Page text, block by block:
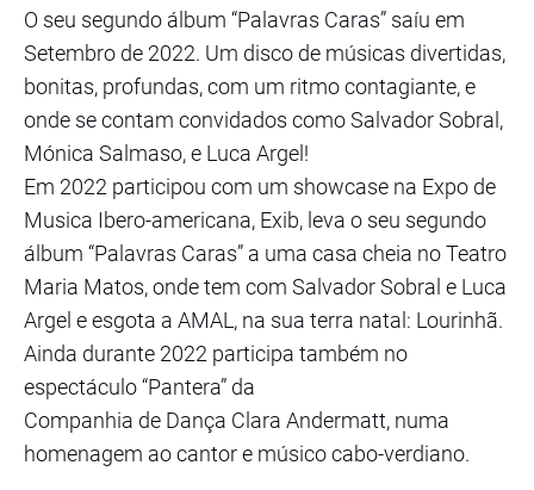
O seu segundo álbum “Palavras Caras” saíu em
Setembro de 2022. Um disco de músicas divertidas,
bonitas, profundas, com um ritmo contagiante, e
onde se contam convidados como Salvador Sobral,
Mónica Salmaso, e Luca Argel!
Em 2022 participou com um showcase na Expo de
Musica Ibero-americana, Exib, leva o seu segundo
álbum “Palavras Caras” a uma casa cheia no Teatro
Maria Matos, onde tem com Salvador Sobral e Luca
Argel e esgota a AMAL, na sua terra natal: Lourinhã.
Ainda durante 2022 participa também no
espectáculo “Pantera” da
Companhia de Dança Clara Andermatt, numa
homenagem ao cantor e músico cabo-verdiano.